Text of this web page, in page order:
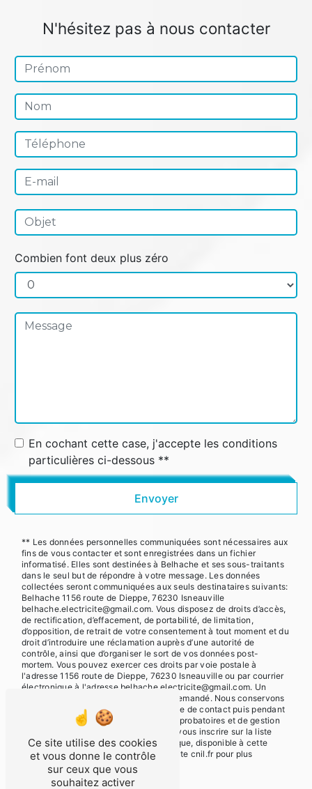
N'hésitez pas à nous contacter
Combien font deux plus zéro
En cochant cette case, j'accepte les conditions
particulières ci-dessous **
Envoyer
** Les données personnelles communiquées sont nécessaires aux
fins de vous contacter et sont enregistrées dans un fichier
informatisé. Elles sont destinées à Belhache et ses sous-traitants
dans le seul but de répondre à votre message. Les données
collectées seront communiquées aux seuls destinataires suivants:
Belhache 1156 route de Dieppe, 76230 Isneauville
belhache.electricite@gmail.com. Vous disposez de droits d’accès,
de rectification, d’effacement, de portabilité, de limitation,
d’opposition, de retrait de votre consentement à tout moment et du
droit d’introduire une réclamation auprès d’une autorité de
contrôle, ainsi que d’organiser le sort de vos données post-
mortem. Vous pouvez exercer ces droits par voie postale à
l'adresse 1156 route de Dieppe, 76230 Isneauville ou par courrier
électronique à l'adresse belhache.electricite@gmail.com. Un
justificatif d'identité pourra vous être demandé. Nous conservons
vos données pendant la période de prise de contact puis pendant
la durée de prescription légale aux fins probatoires et de gestion
des contentieux. Vous avez le droit de vous inscrire sur la liste
d'opposition au démarchage téléphonique, disponible à cette
adresse: Bloctel.gouv.fr. Consultez le site cnil.fr pour plus
d’informations sur vos droits.
Ce site utilise des cookies
et vous donne le contrôle
sur ceux que vous
souhaitez activer